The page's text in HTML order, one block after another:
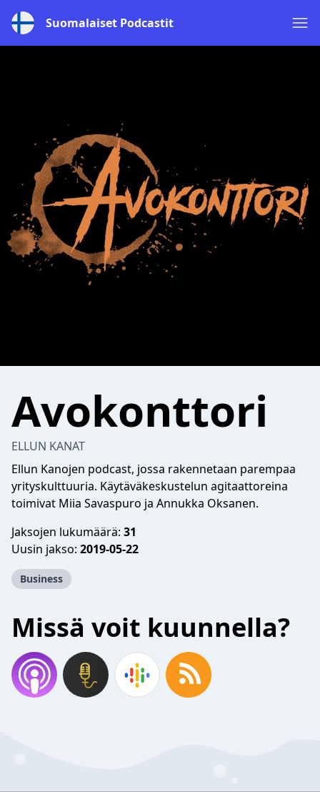
Suomalaiset Podcastit
Avokonttori
ELLUN KANAT
Ellun Kanojen podcast, jossa rakennetaan parempaa
yrityskulttuuria. Käytäväkeskustelun agitaattoreina
toimivat Miia Savaspuro ja Annukka Oksanen.
Jaksojen lukumäärä: 31
Uusin jakso: 2019-05-22
Business
Missä voit kuunnella?